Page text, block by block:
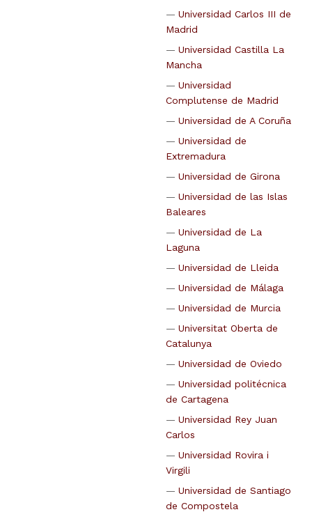
Universidad Carlos III de
Madrid
Universidad Castilla La
Mancha
Universidad
Complutense de Madrid
Universidad de A Coruña
Universidad de
Extremadura
Universidad de Girona
Universidad de las Islas
Baleares
Universidad de La
Laguna
Universidad de Lleida
Universidad de Málaga
Universidad de Murcia
Universitat Oberta de
Catalunya
Universidad de Oviedo
Universidad politécnica
de Cartagena
Universidad Rey Juan
Carlos
Universidad Rovira i
Virgili
Universidad de Santiago
de Compostela